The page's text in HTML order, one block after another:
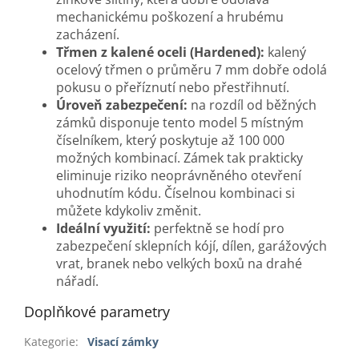
mechanickému poškození a hrubému
zacházení.
Třmen z kalené oceli (Hardened): kalený
ocelový třmen o průměru 7 mm dobře odolá
pokusu o přeříznutí nebo přestřihnutí.
Úroveň zabezpečení: na rozdíl od běžných
zámků disponuje tento model 5 místným
číselníkem, který poskytuje až 100 000
možných kombinací. Zámek tak prakticky
eliminuje riziko neoprávněného otevření
uhodnutím kódu. Číselnou kombinaci si
můžete kdykoliv změnit.
Ideální využití: perfektně se hodí pro
zabezpečení sklepních kójí, dílen, garážových
vrat, branek nebo velkých boxů na drahé
nářadí.
Doplňkové parametry
Kategorie:
Visací zámky